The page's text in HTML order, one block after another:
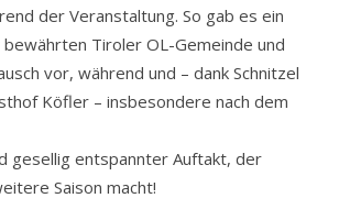
der Veranstaltung. So gab es ein
Tiroler OL-Gemeinde und
vor, während und – dank Schnitzel
Köfler – insbesondere nach dem
gesellig entspannter Auftakt, der
Saison macht!